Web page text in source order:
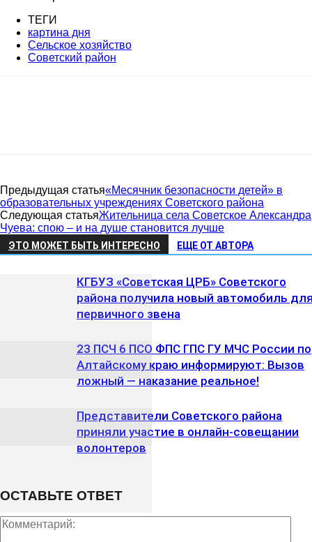
ТЕГИ
картина дня
Сельское хозяйство
Советский район
Предыдущая статья«Месячник безопасности детей» в
образовательных учреждениях Советского района
Следующая статьяЖительница села Советское Александра
Чуева: спою – и на душе становится лучше
ЭТО МОЖЕТ БЫТЬ ИНТЕРЕСНО ЕЩЕ ОТ АВТОРА
КГБУЗ «Советская ЦРБ» Советского
района получила новый автомобиль
первичного звена
23 ПСЧ 6 ПСО ФПС ГПС ГУ МЧС России по
Алтайскому краю информируют: Вызов
ложный — наказание реальное!
Представители Советского района
приняли участие в онлайн-совещании
волонтеров
ОСТАВЬТЕ ОТВЕТ